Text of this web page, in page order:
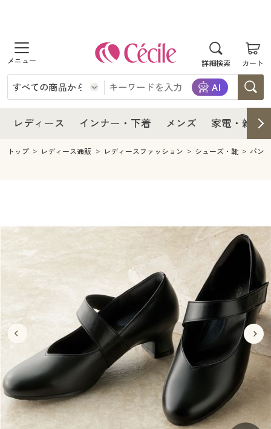
詳細検索 カート
商品を探す
レディース
レディースファッション
インナー・下着
インナー・下着通販すべて
ジュニア・ティーンズ下着
メンズ
メンズ下着
家電
キッチン・雑貨・日用品
寝具・インテリア・家具通販すべて
寝具・ベッド
カーテン・ラグ・ファブリック
美容・健康
美容・健康通販すべて
美容・健康・サプリメント
制服・スクール
制服・スクールすべて
制服・学生服
ジュニア・ティーンズ下着
大きいサイズ
大きいサイズ通販すべて
大きいサイズ レディース服
大きいサイズ レディース下着
バーゲン
バーゲンセール
シークレットセール
詳細検索
商品カテゴリ一覧
レディース インナー・下着 メンズ 家電・雑貨
レディース
レディース通販すべて
レディースファッション
インナー・下着
インナー・下着通販すべて
メンズ
寝具・ベッド
カーテン・ラグ・ファブリック
美容・健康・サプリメント
制服・スクールすべて
ジュニア・ティーンズ下着
大きいサイズ
大きいサイズ通販すべて
大きいサイズ レディース服
大きいサイズ レディース下着
大きいサイズ メンズ
バーゲンセール
シークレットセール
詳細検索
商品カテゴリ一覧
カタログ
トップ レディース通販 レディースファッション シューズ・靴 パン